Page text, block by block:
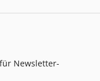
Newsletter-